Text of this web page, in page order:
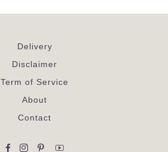
Delivery
Disclaimer
Term of Service
About
Contact
FacebookInstagram
PinterestYouTube